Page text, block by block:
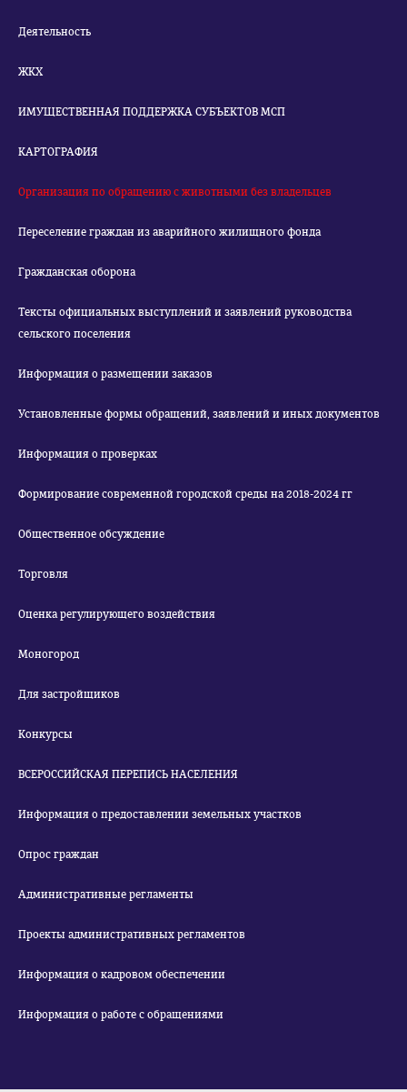
Деятельность
ЖКХ
ИМУЩЕСТВЕННАЯ ПОДДЕРЖКА СУБЪЕКТОВ МСП
КАРТОГРАФИЯ
Организация по обращению с животными без владельцев
Переселение граждан из аварийного жилищного фонда
Гражданская оборона
Тексты официальных выступлений и заявлений руководства
сельского поселения
Информация о размещении заказов
Установленные формы обращений, заявлений и иных документов
Информация о проверках
Формирование современной городской среды на 2018-2024 гг
Общественное обсуждение
Торговля
Оценка регулирующего воздействия
Моногород
Для застройщиков
Конкурсы
ВСЕРОССИЙСКАЯ ПЕРЕПИСЬ НАСЕЛЕНИЯ
Информация о предоставлении земельных участков
Опрос граждан
Административные регламенты
Проекты административных регламентов
Информация о кадровом обеспечении
Информация о работе с обращениями